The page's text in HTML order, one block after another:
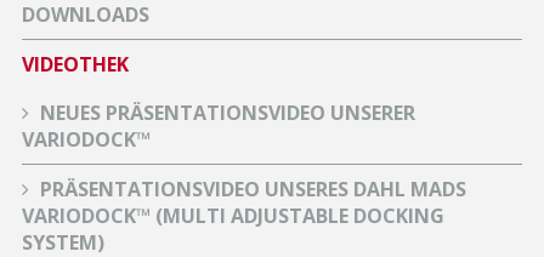
DOWNLOADS
VIDEOTHEK
NEUES PRÄSENTATIONSVIDEO UNSERER
VARIODOCK™
PRÄSENTATIONSVIDEO UNSERES DAHL MADS
VARIODOCK™ (MULTI ADJUSTABLE DOCKING
SYSTEM)